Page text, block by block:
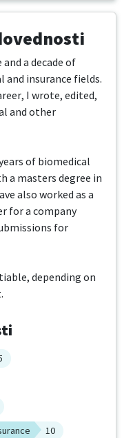
and a decade of
insurance fields.
I wrote, edited,
and other
of biomedical
a masters degree in
also worked as a
for a company
for
depending on
10